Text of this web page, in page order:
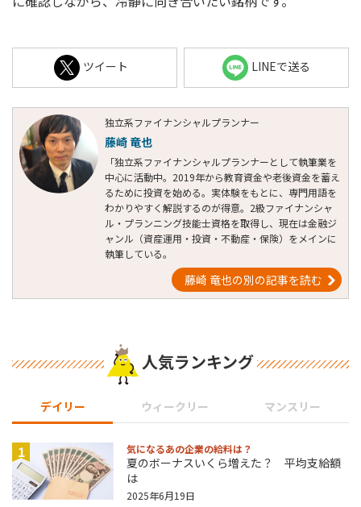
ツイート LINEで送る
独立系ファイナンシャルプランナー
藤崎 竜也
「独立系ファイナンシャルプランナーとして執筆業を
中心に活動中。2019年から教育資金や老後資金を蓄え
るために投資を始める。実体験をもとに、専門用語を
わかりやすく解説するのが得意。2級ファイナンシャ
ル・プランニング技能士資格を取得し、現在は金融ジ
ャンル（資産運用・投資・不動産・保険）をメインに
執筆している。
藤崎 竜也の別の記事を読む
人気ランキング
デイリー ウィークリー マンスリー
1 気になるあの企業の給料は？
夏のボーナスいくら増えた？ 平均支給額
は
2025年6月19日